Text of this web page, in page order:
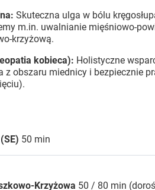
50 min
Krzyżowa 50 / 80 min
Skuteczna ulga w bólu
m.in. uwalnianie mięśniowo-
krzyżową.
kobieca): Holistyczne
z obszaru miednicy i bezpiecznie